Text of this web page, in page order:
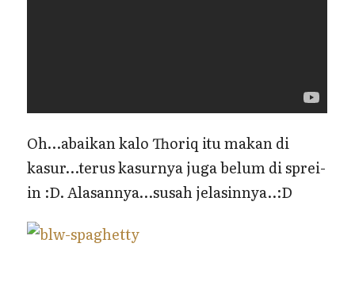
Oh…abaikan kalo Thoriq itu makan di
kasur…terus kasurnya juga belum di sprei-
in :D. Alasannya…susah jelasinnya..:D